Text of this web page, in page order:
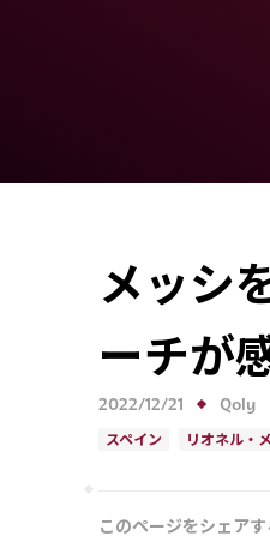
メッシ
ーチが
2022/12/21 Qoly
スペイン リオネル・